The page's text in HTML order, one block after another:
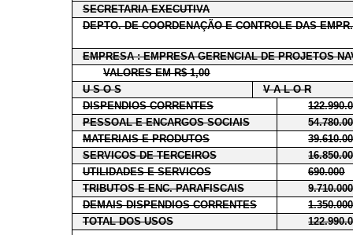
SECRETARIA EXECUTIVA
DEPTO. DE COORDENAÇÃO E CONTROLE DAS
EMPRESA : EMPRESA GERENCIAL DE PROJETOS
VALORES EM R$ 1,00
U S O S
V A L O R
DISPENDIOS CORRENTES
PESSOAL E ENCARGOS SOCIAIS
MATERIAIS E PRODUTOS
SERVICOS DE TERCEIROS
UTILIDADES E SERVICOS
690.000
TRIBUTOS E ENC. PARAFISCAIS
9.710.000
DEMAIS DISPENDIOS CORRENTES
1.350.000
TOTAL DOS USOS